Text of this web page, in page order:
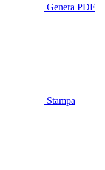
Genera PDF
Stampa